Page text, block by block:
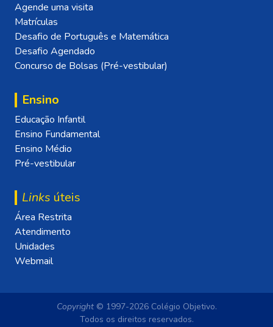
Agende uma visita
Matrículas
Desafio de Português e Matemática
Desafio Agendado
Concurso de Bolsas (Pré-vestibular)
Ensino
Educação Infantil
Ensino Fundamental
Ensino Médio
Pré-vestibular
Links úteis
Área Restrita
Atendimento
Unidades
Webmail
Copyright© 1997-2026 Colégio Objetivo.
Todos os direitos reservados.